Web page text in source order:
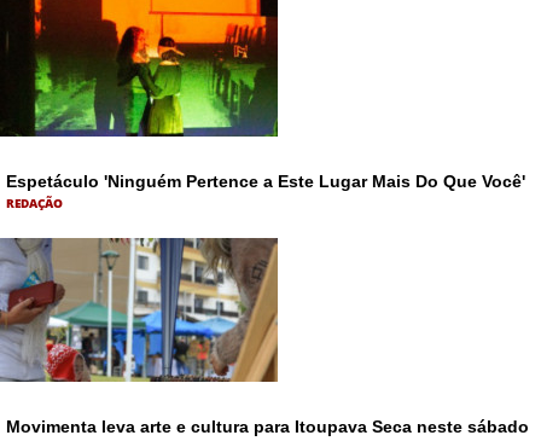
Espetáculo 'Ninguém Pertence a Este Lugar Mais Do Que Você'
REDAÇÃO
Movimenta leva arte e cultura para Itoupava Seca neste sábado